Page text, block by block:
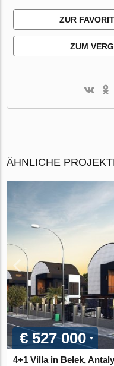
ZUR
ZUM
ÄHNLICHE
€ 527 000
4+1 Villa in Belek,